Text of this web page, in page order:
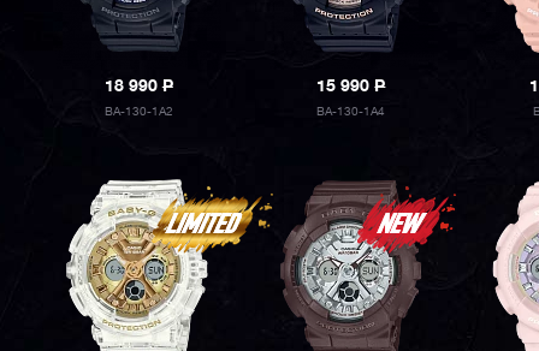
18 990P
BA-130-1A2
15 990P
BA-130-1A4